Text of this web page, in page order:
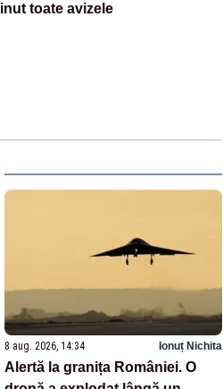
toate avizele
8 aug. 2026, 14:34 Ionuț Nichita
Alertă la granița României. O